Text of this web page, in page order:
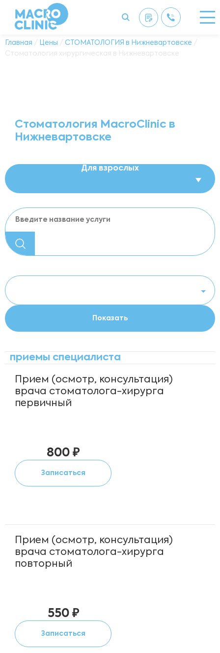
Главная / Цены / СТОМАТОЛОГИЯ в Нижневартовске /
Стоматология хирургическая в Нижневартовске
Стоматология MacroClinic в
Нижневартовске
Для взрослых
приемы специалиста
Прием (осмотр, консультация)
врача стоматолога-хирурга
первичный
800 ₽
Записаться
Прием (осмотр, консультация)
врача стоматолога-хирурга
повторный
550 ₽
Записаться